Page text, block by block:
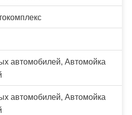
автомобилей, Автомойка
автомобилей, Автомойка